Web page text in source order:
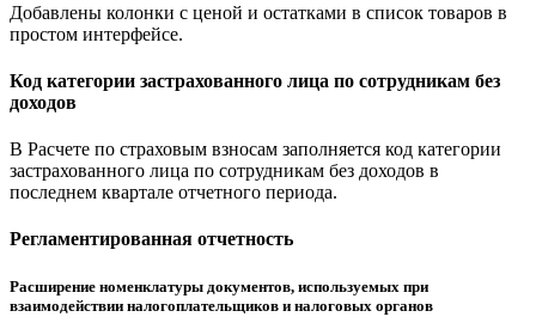
Добавлены колонки с ценой и остатками в список товаров в
простом интерфейсе.
Код категории застрахованного лица по сотрудникам без
доходов
В Расчете по страховым взносам заполняется код категории
застрахованного лица по сотрудникам без доходов в
последнем квартале отчетного периода.
Регламентированная отчетность
Расширение номенклатуры документов, используемых при
взаимодействии налогоплательщиков и налоговых органов